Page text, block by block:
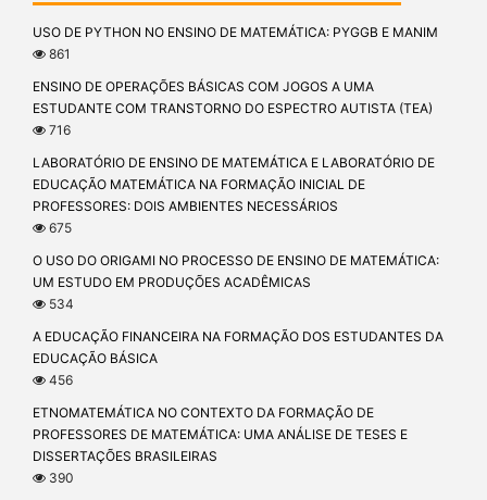
USO DE PYTHON NO ENSINO DE MATEMÁTICA: PYGGB E MANIM
861
ENSINO DE OPERAÇÕES BÁSICAS COM JOGOS A UMA
ESTUDANTE COM TRANSTORNO DO ESPECTRO AUTISTA (TEA)
716
LABORATÓRIO DE ENSINO DE MATEMÁTICA E LABORATÓRIO DE
EDUCAÇÃO MATEMÁTICA NA FORMAÇÃO INICIAL DE
PROFESSORES: DOIS AMBIENTES NECESSÁRIOS
675
O USO DO ORIGAMI NO PROCESSO DE ENSINO DE MATEMÁTICA:
UM ESTUDO EM PRODUÇÕES ACADÊMICAS
534
A EDUCAÇÃO FINANCEIRA NA FORMAÇÃO DOS ESTUDANTES DA
EDUCAÇÃO BÁSICA
456
ETNOMATEMÁTICA NO CONTEXTO DA FORMAÇÃO DE
PROFESSORES DE MATEMÁTICA: UMA ANÁLISE DE TESES E
DISSERTAÇÕES BRASILEIRAS
390